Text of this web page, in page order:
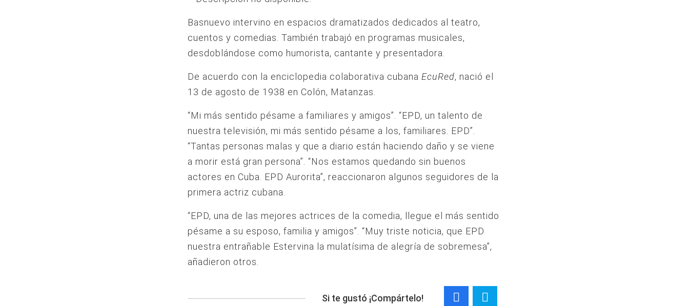
Basnuevo intervino en espacios dramatizados dedicados al teatro,
cuentos y comedias. También trabajó en programas musicales,
desdoblándose como humorista, cantante y presentadora.
De acuerdo con la enciclopedia colaborativa cubana EcuRed, nació el
13 de agosto de 1938 en Colón, Matanzas.
“Mi más sentido pésame a familiares y amigos”. “EPD, un talento de
nuestra televisión, mi más sentido pésame a los, familiares. EPD”.
“Tantas personas malas y que a diario están haciendo daño y se viene
a morir está gran persona”. “Nos estamos quedando sin buenos
actores en Cuba. EPD Aurorita”, reaccionaron algunos seguidores de la
primera actriz cubana.
“EPD, una de las mejores actrices de la comedia, llegue el más sentido
pésame a su esposo, familia y amigos”. “Muy triste noticia, que EPD
nuestra entrañable Estervina la mulatísima de alegría de sobremesa”,
añadieron otros.
Si te gustó ¡Compártelo!